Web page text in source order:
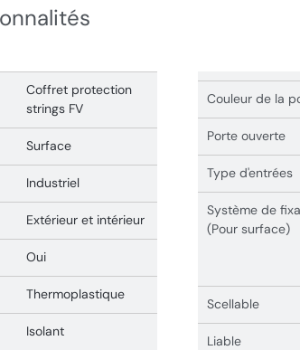
Coffret protection
strings FV
Surface
Industriel
Extérieur et intérieur
Oui
Thermoplastique
Isolant
Couleur de la
Porte ouverte
Type d'entrées
Système de
(Pour surface)
Scellable
Liable